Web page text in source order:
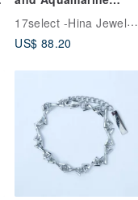
Necklace / Birthstone
of June
17select -Hina Jewelry-
US$ 88.20